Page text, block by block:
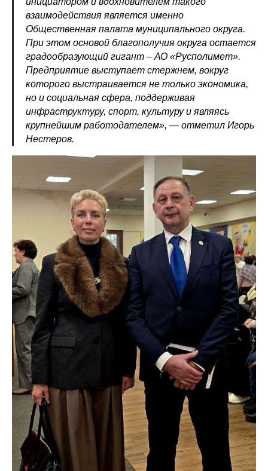
взаимодействия является именно
Общественная палата муниципального округа.
При этом основой благополучия округа остается
градообразующий гигант – АО «Русполимет».
Предприятие выступает стержнем, вокруг
которого выстраивается не только экономика,
но и социальная сфера, поддерживая
инфраструктуру, спорт, культуру и являясь
крупнейшим работодателем», — отметил Игорь
Нестеров.